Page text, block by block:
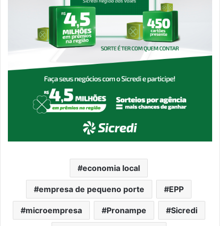
economia local
empresa de pequeno porte EPP
microempresa Pronampe Sicredi